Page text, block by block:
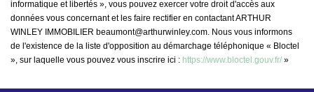
informatique et libertés », vous pouvez exercer votre droit d'accès aux
données vous concernant et les faire rectifier en contactant ARTHUR
WINLEY IMMOBILIER beaumont@arthurwinley.com. Nous vous informons
de l'existence de la liste d'opposition au démarchage téléphonique « Bloctel
», sur laquelle vous pouvez vous inscrire ici : https://www.bloctel.gouv.fr/ »